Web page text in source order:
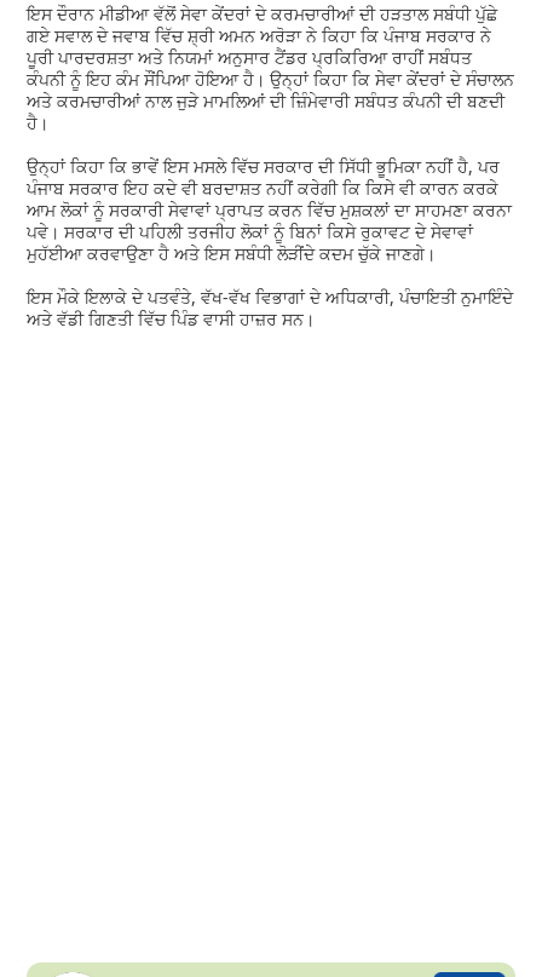
ਇਸ ਦੌਰਾਨ ਮੀਡੀਆ ਵੱਲੋਂ ਸੇਵਾ ਕੇਂਦਰਾਂ ਦੇ ਕਰਮਚਾਰੀਆਂ ਦੀ ਹੜਤਾਲ ਸਬੰਧੀ ਪੁੱਛੇ
ਗਏ ਸਵਾਲ ਦੇ ਜਵਾਬ ਵਿੱਚ ਸ਼੍ਰੀ ਅਮਨ ਅਰੋੜਾ ਨੇ ਕਿਹਾ ਕਿ ਪੰਜਾਬ ਸਰਕਾਰ ਨੇ
ਪੂਰੀ ਪਾਰਦਰਸ਼ਤਾ ਅਤੇ ਨਿਯਮਾਂ ਅਨੁਸਾਰ ਟੈਂਡਰ ਪ੍ਰਕਿਰਿਆ ਰਾਹੀਂ ਸਬੰਧਤ
ਕੰਪਨੀ ਨੂੰ ਇਹ ਕੰਮ ਸੌਂਪਿਆ ਹੋਇਆ ਹੈ। ਉਨ੍ਹਾਂ ਕਿਹਾ ਕਿ ਸੇਵਾ ਕੇਂਦਰਾਂ ਦੇ ਸੰਚਾਲਨ
ਅਤੇ ਕਰਮਚਾਰੀਆਂ ਨਾਲ ਜੁੜੇ ਮਾਮਲਿਆਂ ਦੀ ਜ਼ਿੰਮੇਵਾਰੀ ਸਬੰਧਤ ਕੰਪਨੀ ਦੀ ਬਣਦੀ
ਹੈ।
ਉਨ੍ਹਾਂ ਕਿਹਾ ਕਿ ਭਾਵੇਂ ਇਸ ਮਸਲੇ ਵਿੱਚ ਸਰਕਾਰ ਦੀ ਸਿੱਧੀ ਭੂਮਿਕਾ ਨਹੀਂ ਹੈ, ਪਰ
ਪੰਜਾਬ ਸਰਕਾਰ ਇਹ ਕਦੇ ਵੀ ਬਰਦਾਸ਼ਤ ਨਹੀਂ ਕਰੇਗੀ ਕਿ ਕਿਸੇ ਵੀ ਕਾਰਨ ਕਰਕੇ
ਆਮ ਲੋਕਾਂ ਨੂੰ ਸਰਕਾਰੀ ਸੇਵਾਵਾਂ ਪ੍ਰਾਪਤ ਕਰਨ ਵਿੱਚ ਮੁਸ਼ਕਲਾਂ ਦਾ ਸਾਹਮਣਾ ਕਰਨਾ
ਪਵੇ। ਸਰਕਾਰ ਦੀ ਪਹਿਲੀ ਤਰਜੀਹ ਲੋਕਾਂ ਨੂੰ ਬਿਨਾਂ ਕਿਸੇ ਰੁਕਾਵਟ ਦੇ ਸੇਵਾਵਾਂ
ਮੁਹੱਈਆ ਕਰਵਾਉਣਾ ਹੈ ਅਤੇ ਇਸ ਸਬੰਧੀ ਲੋੜੀਂਦੇ ਕਦਮ ਚੁੱਕੇ ਜਾਣਗੇ।
ਇਸ ਮੌਕੇ ਇਲਾਕੇ ਦੇ ਪਤਵੰਤੇ, ਵੱਖ-ਵੱਖ ਵਿਭਾਗਾਂ ਦੇ ਅਧਿਕਾਰੀ, ਪੰਚਾਇਤੀ ਨੁਮਾਇੰਦੇ
ਅਤੇ ਵੱਡੀ ਗਿਣਤੀ ਵਿੱਚ ਪਿੰਡ ਵਾਸੀ ਹਾਜ਼ਰ ਸਨ।